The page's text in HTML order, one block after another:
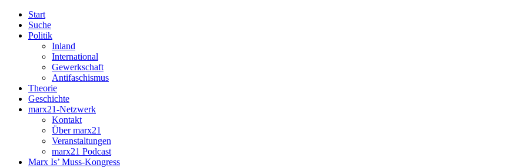
Start
Suche
Politik
Inland
International
Gewerkschaft
Antifaschismus
Theorie
Geschichte
marx21-Netzwerk
Kontakt
Über marx21
Veranstaltungen
marx21 Podcast
Marx Is’ Muss-Kongress